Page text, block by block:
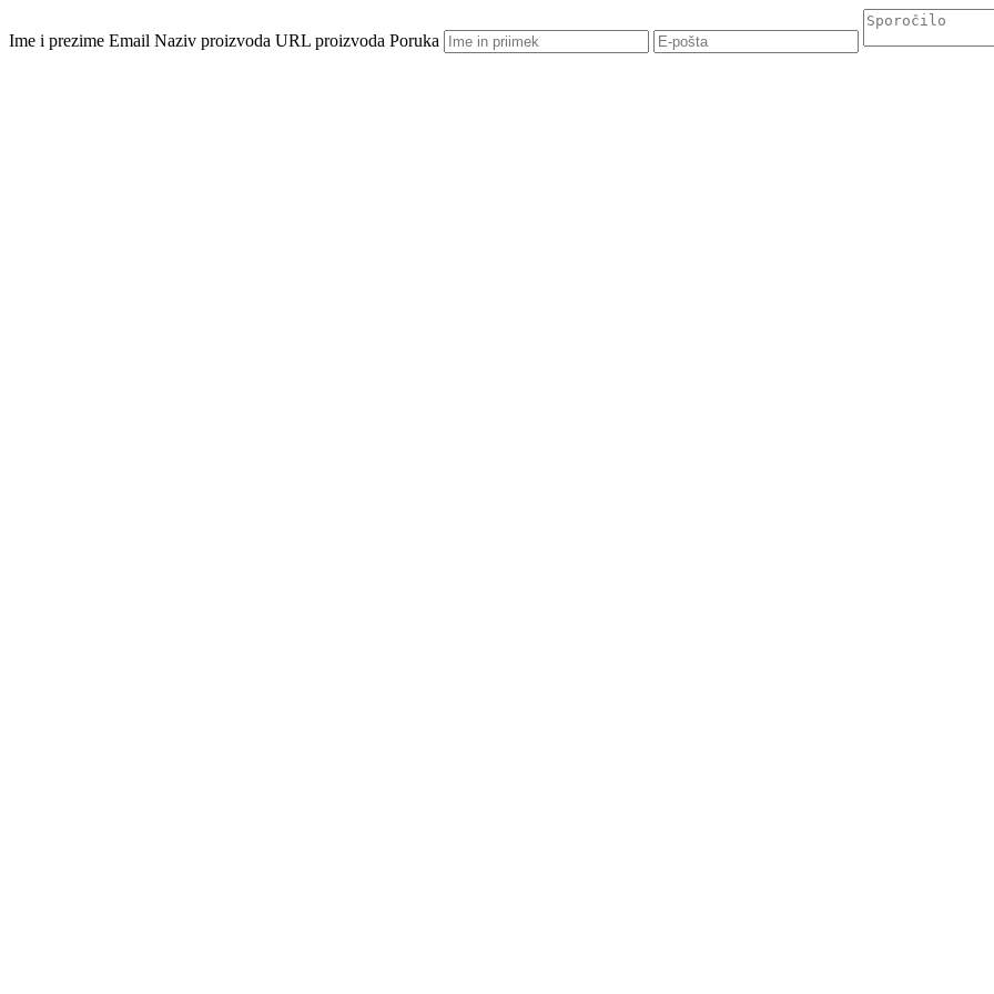
Ime i prezime Email Naziv proizvoda URL proizvoda Poruka